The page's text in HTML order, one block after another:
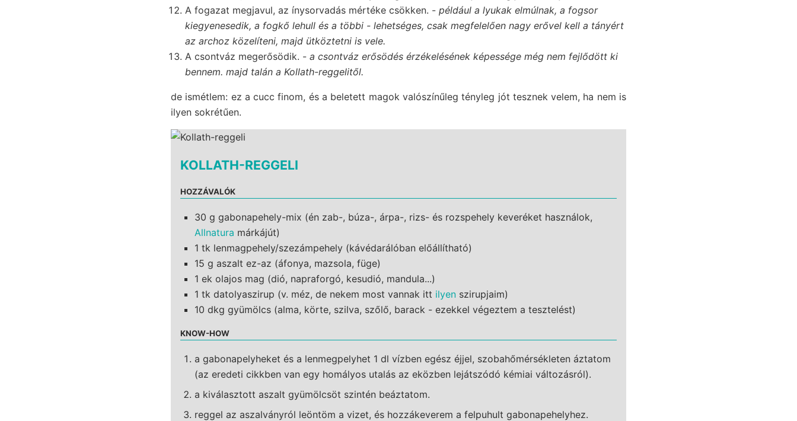
A fogazat megjavul, az ínysorvadás mértéke csökken. - például a lyukak elmúlnak, a fogsor
kiegyenesedik, a fogkő lehull és a többi - lehetséges, csak megfelelően nagy erővel kell a tányért
az archoz közelíteni, majd ütköztetni is vele.
A csontváz megerősödik. - a csontváz erősödés érzékelésének képessége még nem fejlődött ki
bennem. majd talán a Kollath-reggelitől.
de ismétlem: ez a cucc finom, és a beletett magok valószínűleg tényleg jót tesznek velem, ha nem is
ilyen sokrétűen.
KOLLATH-REGGELI
HOZZÁVALÓK
30 g gabonapehely-mix (én zab-, búza-, árpa-, rizs- és rozspehely keveréket használok,
Allnatura márkájút)
1 tk lenmagpehely/szezámpehely (kávédarálóban előállítható)
15 g aszalt ez-az (áfonya, mazsola, füge)
1 ek olajos mag (dió, napraforgó, kesudió, mandula...)
1 tk datolyaszirup (v. méz, de nekem most vannak itt ilyen szirupjaim)
10 dkg gyümölcs (alma, körte, szilva, szőlő, barack - ezekkel végeztem a tesztelést)
KNOW-HOW
a gabonapelyheket és a lenmegpelyhet 1 dl vízben egész éjjel, szobahőmérsékleten áztatom
(az eredeti cikkben van egy homályos utalás az eközben lejátszódó kémiai változásról).
a kiválasztott aszalt gyümölcsöt szintén beáztatom.
reggel az aszalványról leöntöm a vizet, és hozzákeverem a felpuhult gabonapehelyhez.